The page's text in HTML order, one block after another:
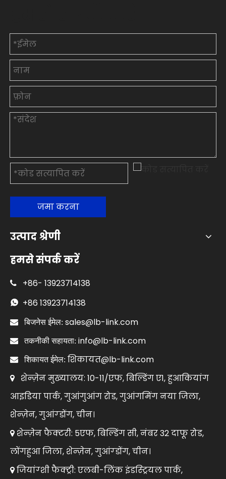
जमा करना
उत्पाद श्रेणी
हमसे संपर्क करें
 +86- 13923714138
 +86 13923714138
बिजनेस ईमेल: sales@lb-link.com
 तकनीकी सहायता: info@lb-link.com
शिकायत ईमेल: शिकायत@lb-link.com
 शेन्ज़ेन मुख्यालय: 10-11/एफ, बिल्डिंग ए1, हुआकियांग
आइडिया पार्क, गुआंगुआंग रोड, गुआंगमिंग नया जिला,
शेन्ज़ेन, गुआंग्डोंग, चीन।
 शेन्ज़ेन फैक्टरी: 5एफ, बिल्डिंग सी, नंबर 32 दाफू रोड,
लोंगहुआ जिला, शेन्ज़ेन, गुआंग्डोंग, चीन।
 जियांग्शी फैक्ट्री: एलबी-लिंक इंडस्ट्रियल पार्क,